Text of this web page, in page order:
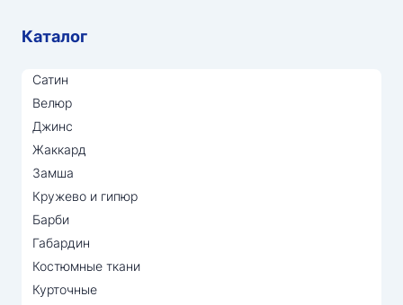
Каталог
Сатин
Велюр
Джинс
Жаккард
Замша
Кружево и гипюр
Барби
Габардин
Костюмные ткани
Курточные